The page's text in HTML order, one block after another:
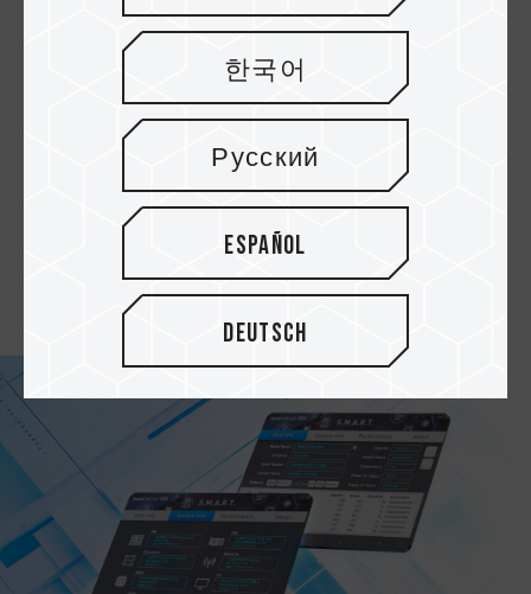
Das exklusive, patentierte Graphen-
Wärmeableitungslabel von TEAMGROUP senkt
wirkungsvoll die Betriebstemperaturen und
sorgt so für eine konstante SSD-Leistung. Die
NV5000 SSD ist mit den neuesten Plattformen
von Intel und AMD kompatibel und eignet sich
hervorragend für Desktops und Laptops.
Taiwan-Gebrauchsmusterpatent (Patent Nr.:
M628748) / China-Gebrauchsmusterpatent
(Patent Nr.: CN 217135922 U)
한국어
Русский
Español
Deutsch